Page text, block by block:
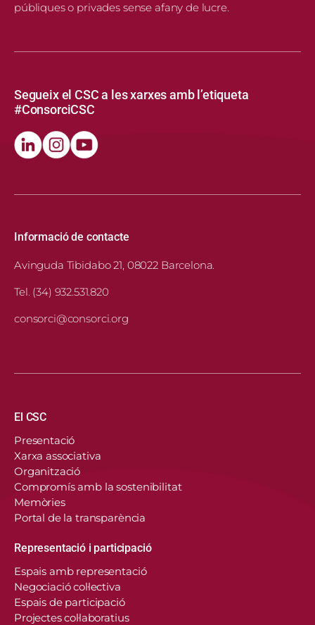
públiques o privades sense afany de lucre.
Segueix el CSC a les xarxes amb l’etiqueta
#ConsorciCSC
Informació de contacte
Avinguda Tibidabo 21, 08022 Barcelona.
Tel. (34) 932.531.820
consorci@consorci.org
Navegació principal
El CSC
Presentació
Xarxa associativa
Organització
Compromís amb la sostenibilitat
Memòries
Portal de la transparència
Representació i participació
Espais amb representació
Negociació col·lectiva
Espais de participació
Projectes col·laboratius